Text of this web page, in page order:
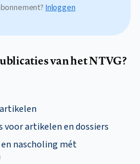
Inloggen
van het NTVG?
voor artikelen en dossiers
nascholing mét